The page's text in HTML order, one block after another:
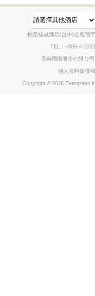
長榮桂冠酒店(台中)交觀宿
TEL：+886-4-
長榮國際股份有限公司
個人資料保護
Copyright © 2026 Evergreen